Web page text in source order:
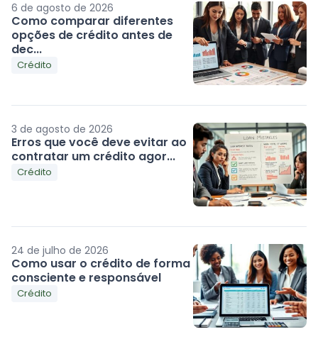
6 de agosto de 2026
Como comparar diferentes
opções de crédito antes de
dec...
Crédito
3 de agosto de 2026
Erros que você deve evitar ao
contratar um crédito agor...
Crédito
24 de julho de 2026
Como usar o crédito de forma
consciente e responsável
Crédito